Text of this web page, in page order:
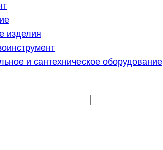
изделия
и сантехническое оборудование